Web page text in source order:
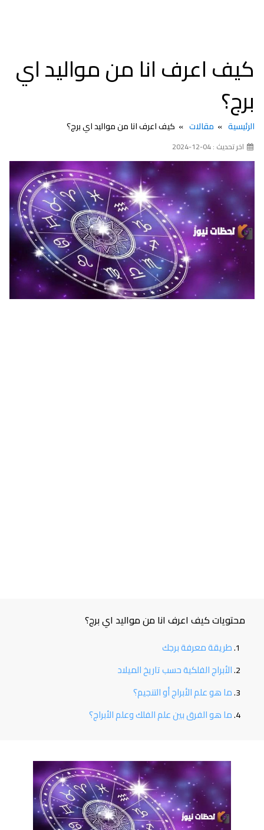
كيف اعرف انا من مواليد اي
برج؟
الرئيسية مقالات كيف اعرف انا من مواليد اي برج؟
اخر تحديث : 04-12-2024
محتويات كيف اعرف انا من مواليد اي برج؟
طريقة معرفة برجك
الأبراج الفلكية حسب تاريخ الميلاد
ما هو علم الأبراج أو التنجيم؟
ما هو الفرق بين علم الفلك وعلم الأبراج؟